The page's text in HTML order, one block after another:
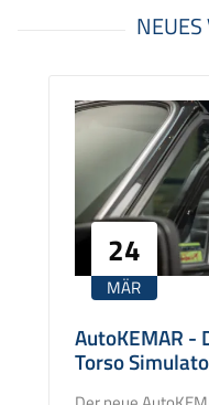
24
MÄR
AutoKEMAR -
Torso